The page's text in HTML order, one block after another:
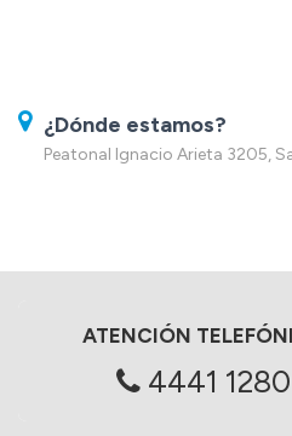
¿Dónde estamos?
Peatonal Ignacio Arieta 3205,
ATENCIÓN
4441 1280